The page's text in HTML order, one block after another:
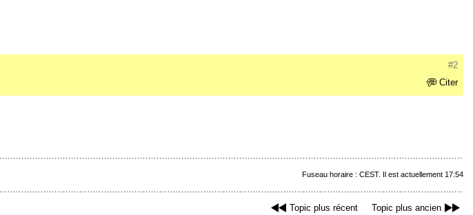
#2
Citer
Fuseau horaire : CEST. Il est actuellement 17:54
Topic plus récent Topic plus ancien